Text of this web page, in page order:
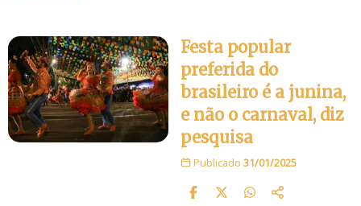
Festa popular
preferida do
brasileiro é a junina,
e não o carnaval, diz
pesquisa
Publicado 31/01/2025